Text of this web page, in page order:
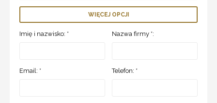
WIĘCEJ OPCJI
Imię i nazwisko: * Nazwa firmy *:
Email: * Telefon: *